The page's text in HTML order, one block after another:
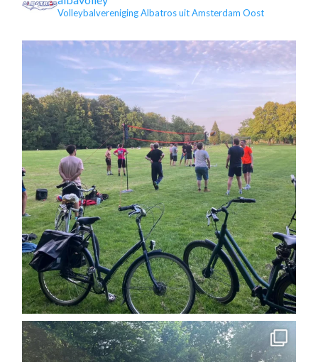
Volleybalvereniging Albatros uit Amsterdam Oost